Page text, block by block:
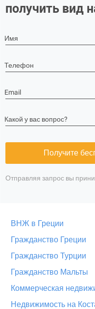
получить вид
Имя
Телефон
Email
Какой у вас вопрос?
Получите
Отправляя запрос вы
ВНЖ в Греции
Гражданство Греции
Гражданство Турции
Гражданство Мальты
Коммерческая
Недвижимость на